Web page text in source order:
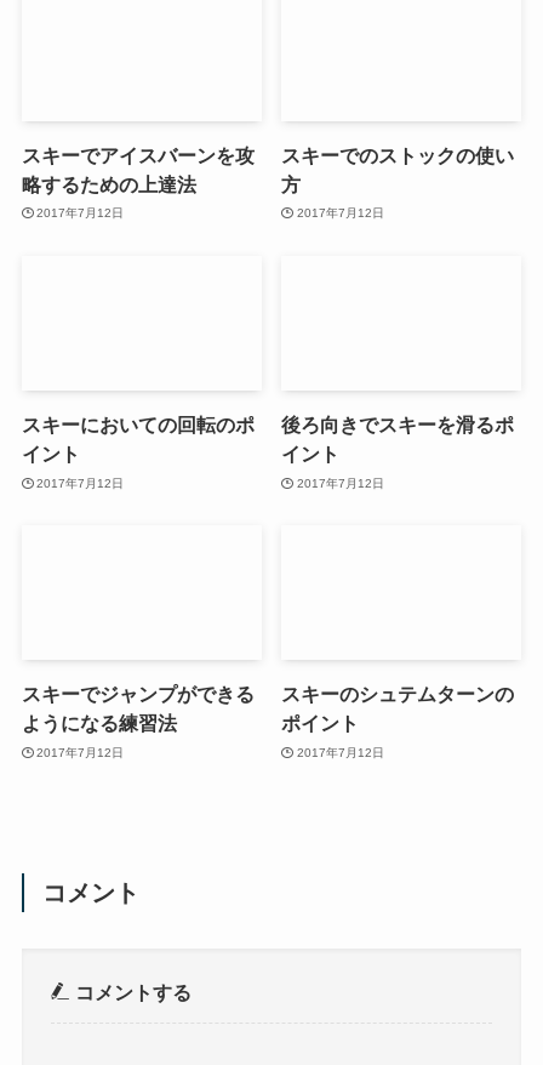
スキーでアイスバーンを攻
略するための上達法
2017年7月12日
スキーでのストックの使い
方
2017年7月12日
スキーにおいての回転のポ
イント
2017年7月12日
後ろ向きでスキーを滑るポ
イント
2017年7月12日
スキーでジャンプができる
ようになる練習法
2017年7月12日
スキーのシュテムターンの
ポイント
2017年7月12日
コメント
コメントする